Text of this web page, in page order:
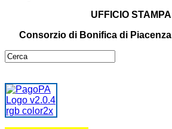
UFFICIO STAMPA
Consorzio di Bonifica di Piacenza